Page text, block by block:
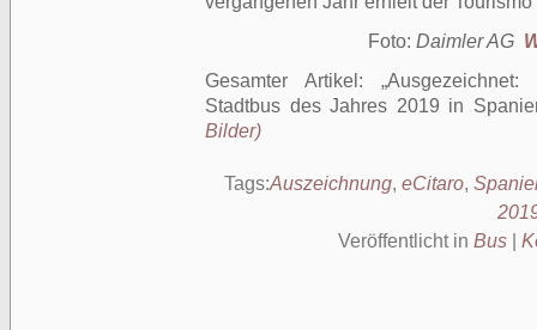
Foto: Daimler AG
Gesamter Artikel:
Stadtbus des Jahres 2019 in
Bilder)
Tags:Auszeichnung, eCitaro,
Veröffentlicht in Bus|